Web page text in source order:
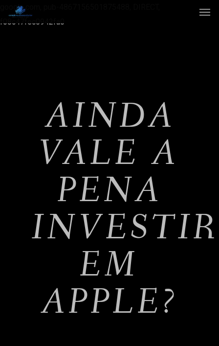
google.com, pub-4867156501875488, DIRECT,
f08c47fec0942fa0
AINDA
VALE A
PENA
INVESTIR
EM
APPLE?